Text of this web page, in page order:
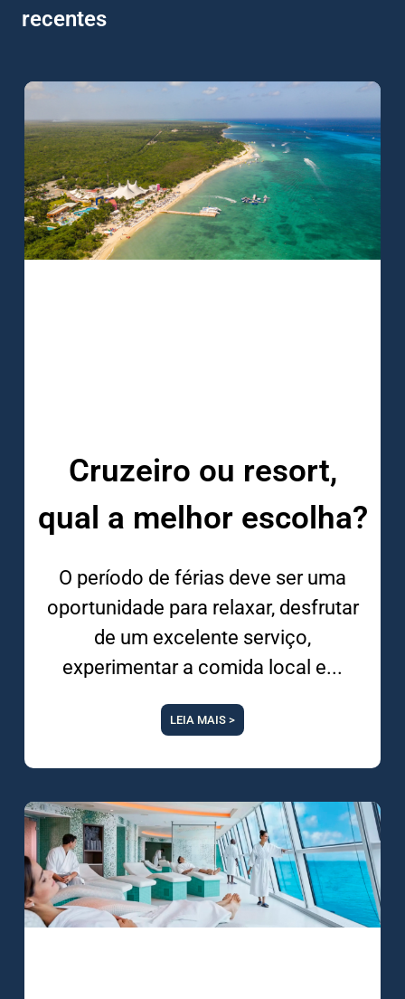
recentes
Cruzeiro ou resort,
qual a melhor escolha?
O período de férias deve ser uma
oportunidade para relaxar, desfrutar
de um excelente serviço,
experimentar a comida local e
LEIA MAIS >